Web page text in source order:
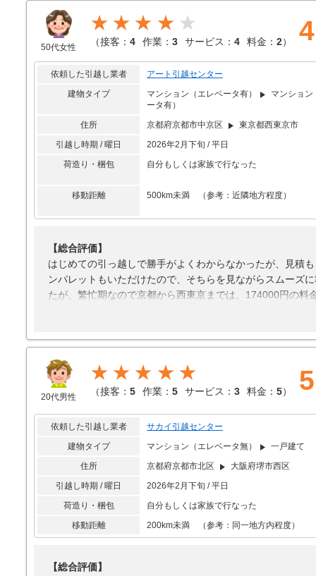
【サービス】
オプションでは無いかもしれないが、エアコン購入、取り
【料金】
繁忙期にも関わらず格安な値段で対応してくれた。
50代女性
★★★★
（接客： 4 作業： 3 サービス： 4 料金： 2） 4
依頼した引越し業者
アート引越センター
建物タイプ
マンション（エレベータ有）
マンション
ータ有）
住所
京都府京都市中京区
東京都西東京市
引越し時期 / 曜日
2026年2月下旬 / 平日
荷造り・梱包
自分もしくは家族で行なった
移動距離 500km未満 （参考：近隣地方程度）
【総合評価】
はじめての引っ越しで勝手がよくわからなかったが、見積
ンパレットもいただけたので、そちらを見ながらスムーズ
たが、繁忙期なので京都から西東京までは、174000円の料
荷物を受け取りに来てくれた方々は、テキパキとスムーズ
引っ越しの荷物を受け取る時が、15時から17時の予定でし
れ、結局19時半到着、終わったのは20時過ぎで、繁忙期で
テキパキとしていて悪い印象はない
【引越し作業】
繁忙期だったと思うが、荷物受け取りが夜の7時半で、待ち
【サービス】
段ボールを無料で回収してくれたので助かった
【料金】
繁忙期なのでしょうがないと思うがとても高いと思った
20代男性
★★★★★
（接客： 5 作業： 5 サービス： 3 料金： 5） 5
依頼した引越し業者
サカイ引越センター
建物タイプ
マンション（エレベータ無）
一戸建て
住所
京都府京都市北区
大阪府堺市西区
引越し時期 / 曜日
2026年2月下旬 / 平日
荷造り・梱包
自分もしくは家族で行なった
移動距離
200km未満 （参考：同一地方内程度）
【総合評価】